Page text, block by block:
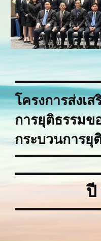
โครงการส่งเ
การยุติธรรมข
กระบวนการยุ
ปี